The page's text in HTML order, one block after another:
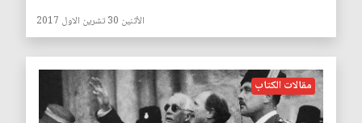
الأثنين 30 تشرين الاول 2017
مقالات الكتاب